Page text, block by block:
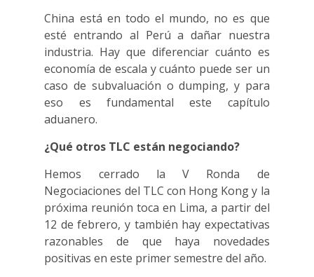
China está en todo el mundo, no es que
esté entrando al Perú a dañar nuestra
industria. Hay que diferenciar cuánto es
economía de escala y cuánto puede ser un
caso de subvaluación o dumping, y para
eso es fundamental este capítulo
aduanero.
¿Qué otros TLC están negociando?
Hemos cerrado la V Ronda de
Negociaciones del TLC con Hong Kong y la
próxima reunión toca en Lima, a partir del
12 de febrero, y también hay expectativas
razonables de que haya novedades
positivas en este primer semestre del año.